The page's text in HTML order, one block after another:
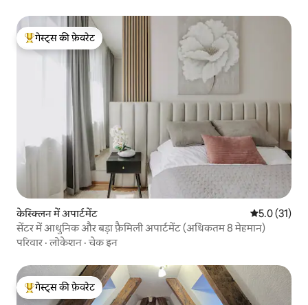
गेस्ट्स का टॉप फ़ेवरेट
गेस्ट्स की फ़ेवरेट
केस्क्लिन में अपार्टमेंट औसत रेटिंग 5
5.0 (31)
सेंटर में आधुनिक और बड़ा फ़ैमिली अपार्टमेंट (अधिकतम 8 मेहमान)
परिवार ·लोकेशन ·चेक इन
गेस्ट्स का टॉप फ़ेवरेट
गेस्ट्स की फ़ेवरेट